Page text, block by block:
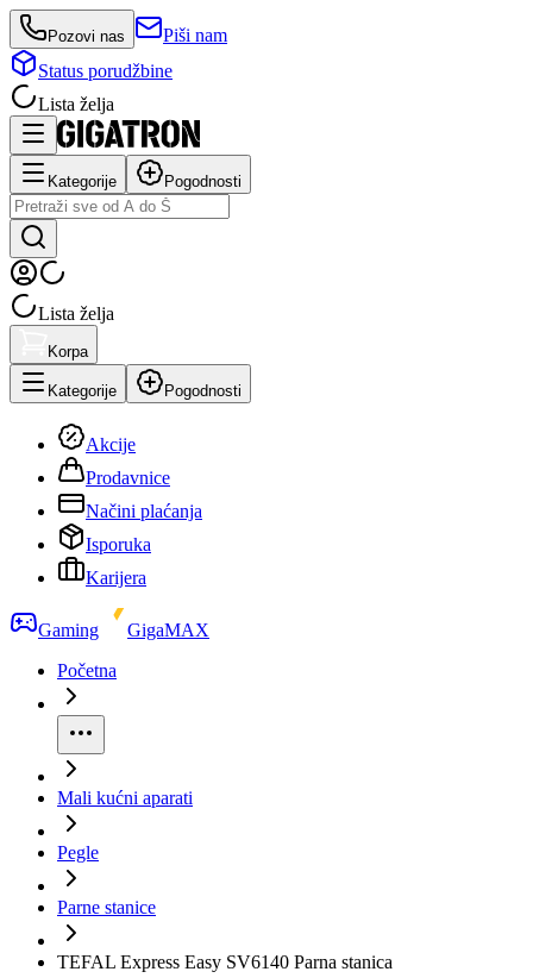
Pozovi nas
Piši nam
Status porudžbine
Lista želja
Kategorije Pogodnosti
Lista želja
Korpa
Kategorije Pogodnosti
Akcije
Prodavnice
Načini plaćanja
Isporuka
Karijera
Gaming
GigaMAX
Početna
Mali kućni aparati
Pegle
Parne stanice
TEFAL Express Easy SV6140 Parna stanica